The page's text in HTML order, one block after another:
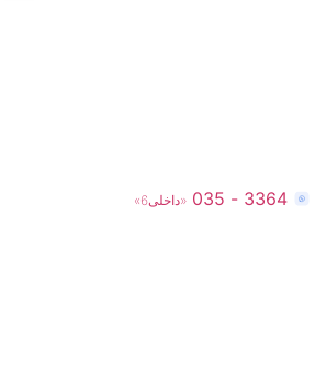
3364 - 035 «داخلی6»